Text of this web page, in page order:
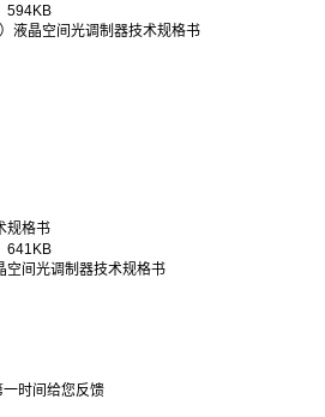
594KB
液晶空间光调制器技术规格书
规格书
641KB
间光调制器技术规格书
时间给您反馈